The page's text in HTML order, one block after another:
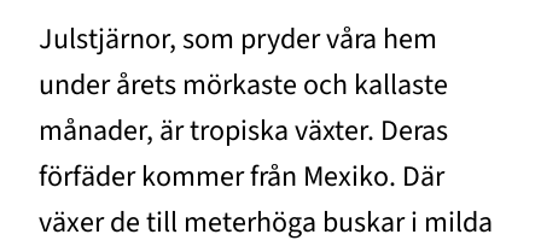
Julstjärnor, som pryder våra hem
under årets mörkaste och kallaste
månader, är tropiska växter. Deras
förfäder kommer från Mexiko. Där
växer de till meterhöga buskar i milda